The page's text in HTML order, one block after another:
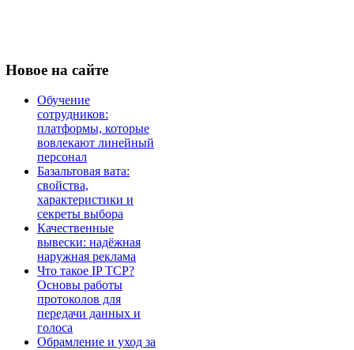
Новое на сайте
Обучение
сотрудников:
платформы, которые
вовлекают линейный
персонал
Базальтовая вата:
свойства,
характеристики и
секреты выбора
Качественные
вывески: надёжная
наружная реклама
Что такое IP TCP?
Основы работы
протоколов для
передачи данных и
голоса
Обрамление и уход за